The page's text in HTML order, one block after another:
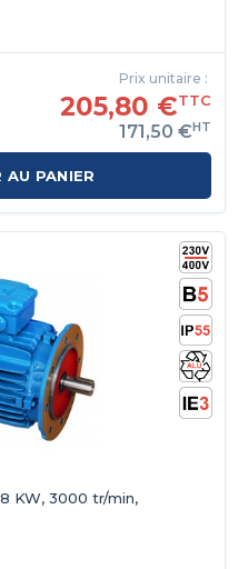
Prix unitaire :
205,80 €TTC
171,50 €HT
AU PANIER
KW, 3000 tr/min,